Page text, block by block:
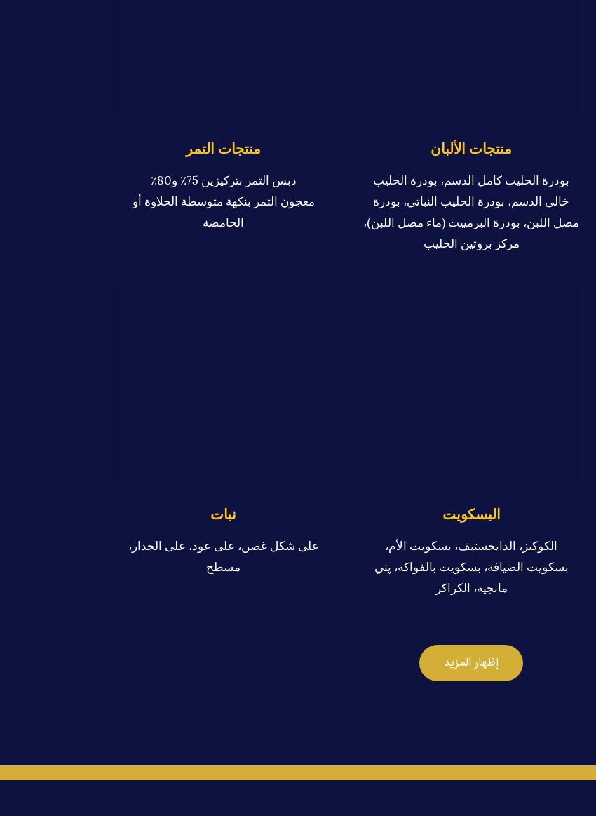
منتجات الألبان
بودرة الحليب كامل الدسم، بودرة الحليب
خالي الدسم، بودرة الحليب النباتي، بودرة
مصل اللبن، بودرة البرمييت (ماء مصل اللبن)،
مركز بروتين الحليب
منتجات التمر
دبس التمر بتركيزين 75٪ و80٪
معجون التمر بنكهة متوسطة الحلاوة أو
الحامضة
البسكويت
الكوكيز، الدايجستيف، بسكويت الأم،
بسكويت الضيافة، بسكويت بالفواكه، پتي
مانجيه، الكراكر
نبات
على شكل غصن، على عود، على الجدار،
مسطح
إظهار المزيد